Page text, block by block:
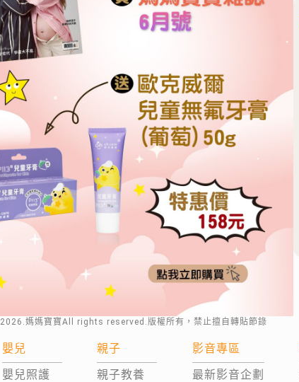
2026 .媽媽寶寶All rights reserved.版權所有，禁止擅自轉貼節錄
嬰兒
嬰兒照護
親子
親子教養
影音專區
最新影音企劃